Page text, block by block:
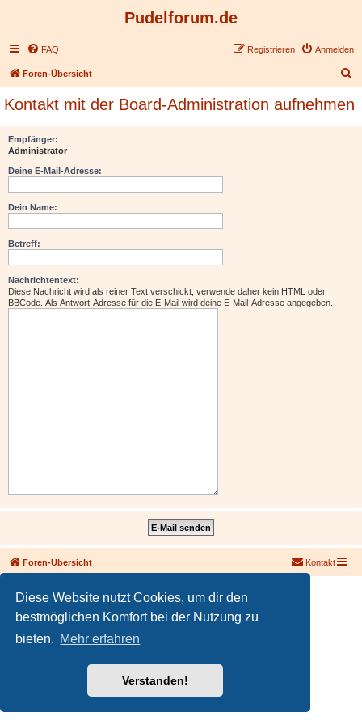
Diese Website nutzt Cookies, um dir den
bestmöglichen Komfort bei der Nutzung zu
bieten. Mehr erfahren
Verstanden!
Pudelforum.de
FAQ Anmelden
Registrieren
Foren-Übersicht
c
Kontakt mit der Board-Administration aufnehmen
Empfänger:
Administrator
Deine E-Mail-Adresse:
Dein Name:
Betreff:
Nachrichtentext:
Diese Nachricht wird als reiner Text verschickt, verwende daher kein HTML oder
BBCode. Als Antwort-Adresse für die E-Mail wird deine E-Mail-Adresse angegeben.
Foren-Übersicht Kontakt
Deutsche Übersetzung durch phpBB.de
PRIVACY_LINK|TERMS_LINK